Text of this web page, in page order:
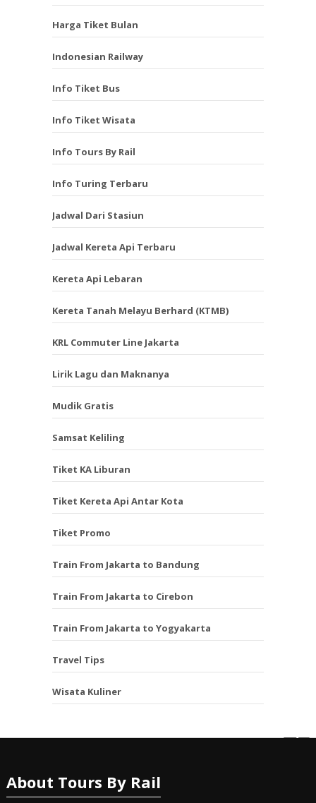
Harga Tiket Bulan
Indonesian Railway
Info Tiket Bus
Info Tiket Wisata
Info Tours By Rail
Info Turing Terbaru
Jadwal Dari Stasiun
Jadwal Kereta Api Terbaru
Kereta Api Lebaran
Kereta Tanah Melayu Berhard (KTMB)
KRL Commuter Line Jakarta
Lirik Lagu dan Maknanya
Mudik Gratis
Samsat Keliling
Tiket KA Liburan
Tiket Kereta Api Antar Kota
Tiket Promo
Train From Jakarta to Bandung
Train From Jakarta to Cirebon
Train From Jakarta to Yogyakarta
Travel Tips
Wisata Kuliner
About Tours By Rail